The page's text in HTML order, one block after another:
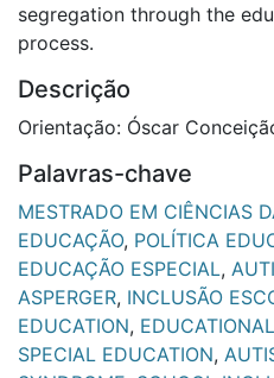
segregation through the
process.
Descrição
Orientação: Óscar
Palavras-chave
MESTRADO EM CIÊNCIAS
EDUCAÇÃO, POLÍTICA
EDUCAÇÃO ESPECIAL,
ASPERGER, INCLUSÃO
EDUCATION,
SPECIAL EDUCATION,